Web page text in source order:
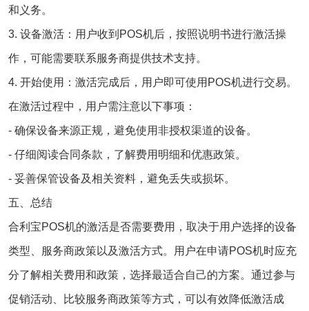
和义务。
3. 设备激活：用户收到POS机后，按照说明书进行激活操
作，可能需要联系服务商提供技术支持。
4. 开始使用：激活完成后，用户即可使用POS机进行交易。
在激活过程中，用户需注意以下事项：
- 确保设备来源正规，避免使用非授权渠道的设备。
- 仔细阅读合同条款，了解费用明细和优惠政策。
- 妥善保管设备及相关资料，避免丢失或损坏。
五、总结
合利宝POS机的激活是否需要费用，取决于用户选择的设备
类型、服务商政策以及激活方式。用户在申请POS机时应充
分了解相关费用和政策，选择最适合自己的方案。通过参与
促销活动、比较服务商政策等方式，可以有效降低激活成